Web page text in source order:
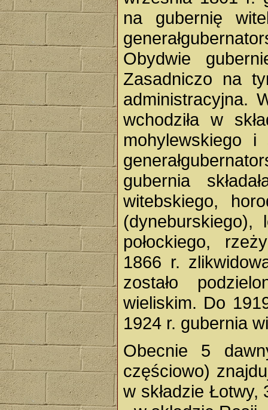
na gubernię
Obydwie
Zasadniczo na
administracyjna.
wchodziła w
mohylewskiego
gubernia
witebskiego,
(dyneburskiego),
połockiego,
1866 r.
zostało
wieliskim. Do
1924 r. gubernia
Obecnie 5
częściowo)
w składzie